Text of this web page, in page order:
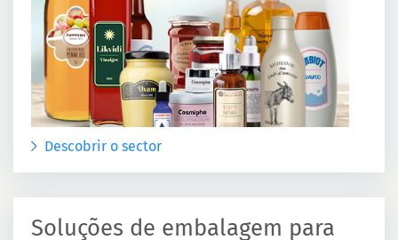
Descobrir o sector
Soluções de embalagem para